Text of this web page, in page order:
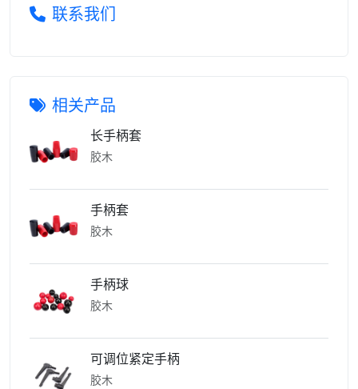
联系我们
相关产品
长手柄套
胶木
手柄套
胶木
手柄球
胶木
可调位紧定手柄
胶木